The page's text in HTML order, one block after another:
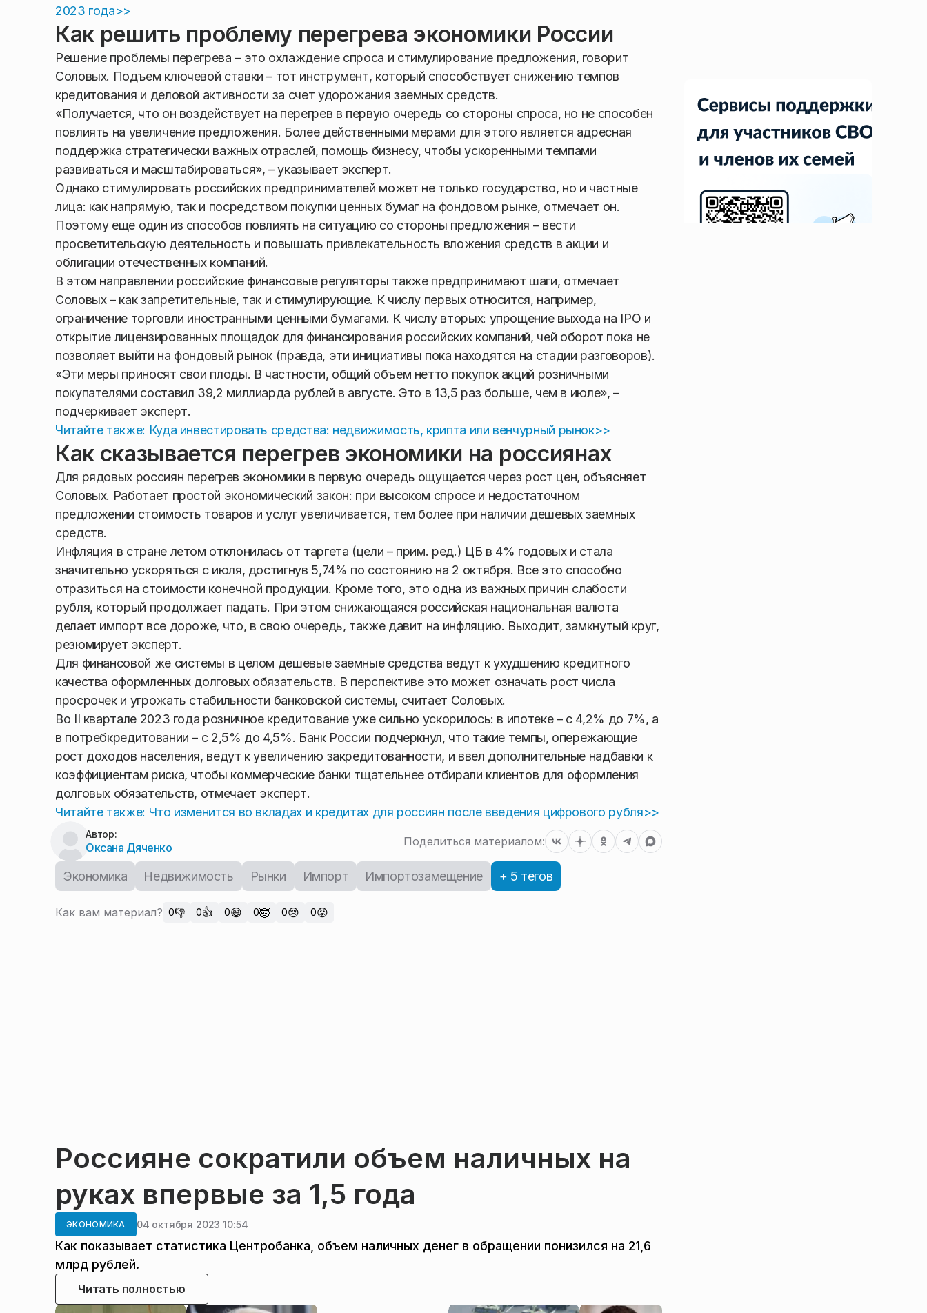
2023 года>>
Как решить проблему перегрева экономики России
Решение проблемы перегрева – это охлаждение спроса и стимулирование предложения, говорит
Соловых. Подъем ключевой ставки – тот инструмент, который способствует снижению темпов
кредитования и деловой активности за счет удорожания заемных средств.
«Получается, что он воздействует на перегрев в первую очередь со стороны спроса, но не способен
повлиять на увеличение предложения. Более действенными мерами для этого является адресная
поддержка стратегически важных отраслей, помощь бизнесу, чтобы ускоренными темпами
развиваться и масштабироваться», – указывает эксперт.
Однако стимулировать российских предпринимателей может не только государство, но и частные
лица: как напрямую, так и посредством покупки ценных бумаг на фондовом рынке, отмечает он.
Поэтому еще один из способов повлиять на ситуацию со стороны предложения – вести
просветительскую деятельность и повышать привлекательность вложения средств в акции и
облигации отечественных компаний.
В этом направлении российские финансовые регуляторы также предпринимают шаги, отмечает
Соловых – как запретительные, так и стимулирующие. К числу первых относится, например,
ограничение торговли иностранными ценными бумагами. К числу вторых: упрощение выхода на IPO и
открытие лицензированных площадок для финансирования российских компаний, чей оборот пока не
позволяет выйти на фондовый рынок (правда, эти инициативы пока находятся на стадии разговоров).
«Эти меры приносят свои плоды. В частности, общий объем нетто покупок акций розничными
покупателями составил 39,2 миллиарда рублей в августе. Это в 13,5 раз больше, чем в июле», –
подчеркивает эксперт.
Читайте также: Куда инвестировать средства: недвижимость, крипта или венчурный рынок>>
Как сказывается перегрев экономики на россиянах
Для рядовых россиян перегрев экономики в первую очередь ощущается через рост цен, объясняет
Соловых. Работает простой экономический закон: при высоком спросе и недостаточном
предложении стоимость товаров и услуг увеличивается, тем более при наличии дешевых заемных
средств.
Инфляция в стране летом отклонилась от таргета (цели – прим. ред.) ЦБ в 4% годовых и стала
значительно ускоряться с июля, достигнув 5,74% по состоянию на 2 октября. Все это способно
отразиться на стоимости конечной продукции. Кроме того, это одна из важных причин слабости
рубля, который продолжает падать. При этом снижающаяся российская национальная валюта
делает импорт все дороже, что, в свою очередь, также давит на инфляцию. Выходит, замкнутый круг,
резюмирует эксперт.
Для финансовой же системы в целом дешевые заемные средства ведут к ухудшению кредитного
качества оформленных долговых обязательств. В перспективе это может означать рост числа
просрочек и угрожать стабильности банковской системы, считает Соловых.
Во II квартале 2023 года розничное кредитование уже сильно ускорилось: в ипотеке – с 4,2% до 7%, а
в потребкредитовании – с 2,5% до 4,5%. Банк России подчеркнул, что такие темпы, опережающие
рост доходов населения, ведут к увеличению закредитованности, и ввел дополнительные надбавки к
коэффициентам риска, чтобы коммерческие банки тщательнее отбирали клиентов для оформления
долговых обязательств, отмечает эксперт.
Читайте также: Что изменится во вкладах и кредитах для россиян после введения цифрового рубля>>
Автор:
Оксана Дяченко Поделиться материалом:
Экономика Недвижимость Рынки Импорт Импортозамещение + 5 тегов
Как вам материал? 0👎 0👍 0😄 0🤯 0😢 0😡
Россияне сократили объем наличных на
руках впервые за 1,5 года
ЭКОНОМИКА 04 октября 2023 10:54
Как показывает статистика Центробанка, объем наличных денег в обращении понизился на 21,6
млрд рублей.
Читать полностью